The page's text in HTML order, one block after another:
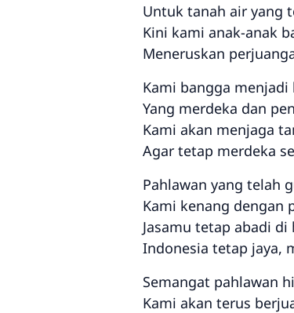
Untuk tanah air yang
Kini kami anak-anak
Meneruskan
Kami bangga
Yang merdeka dan
Kami akan menjaga
Agar tetap merdeka
Pahlawan yang telah
Kami kenang dengan
Jasamu tetap abadi
Indonesia tetap jaya,
Semangat pahlawan
Kami akan terus